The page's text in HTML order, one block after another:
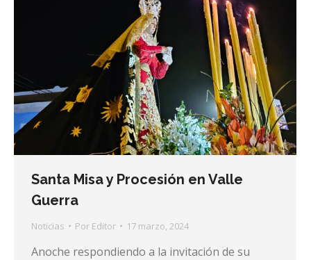
Santa Misa y Procesión en Valle
Guerra
Noticias Por Editor 17 marzo, 2024
Anoche respondiendo a la invitación de su